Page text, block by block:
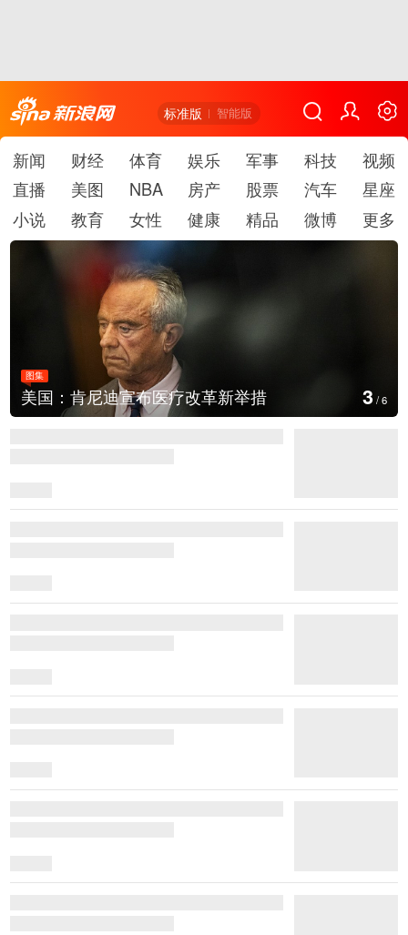
标准版 智能版
新闻 财经 体育 娱乐 军事 科技
视频
直播
美图 NBA 房产 股票 汽车
星座
小说
教育 女性 健康 精品 微博 更多
图集
美国：肯尼迪宣布医疗改革新举措 3 /6